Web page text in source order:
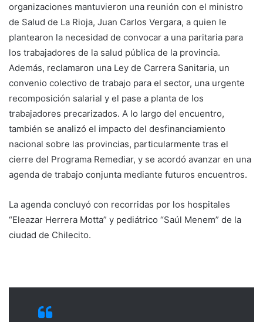
organizaciones mantuvieron una reunión con el ministro
de Salud de La Rioja, Juan Carlos Vergara, a quien le
plantearon la necesidad de convocar a una paritaria para
los trabajadores de la salud pública de la provincia.
Además, reclamaron una Ley de Carrera Sanitaria, un
convenio colectivo de trabajo para el sector, una urgente
recomposición salarial y el pase a planta de los
trabajadores precarizados. A lo largo del encuentro,
también se analizó el impacto del desfinanciamiento
nacional sobre las provincias, particularmente tras el
cierre del Programa Remediar, y se acordó avanzar en una
agenda de trabajo conjunta mediante futuros encuentros.
La agenda concluyó con recorridas por los hospitales
“Eleazar Herrera Motta” y pediátrico “Saúl Menem” de la
ciudad de Chilecito.